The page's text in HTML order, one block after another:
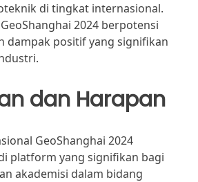
di tingkat internasional.
2024 berpotensi
dampak positif yang signifikan
dan Harapan
GeoShanghai 2024
platform yang signifikan bagi
akademisi dalam bidang